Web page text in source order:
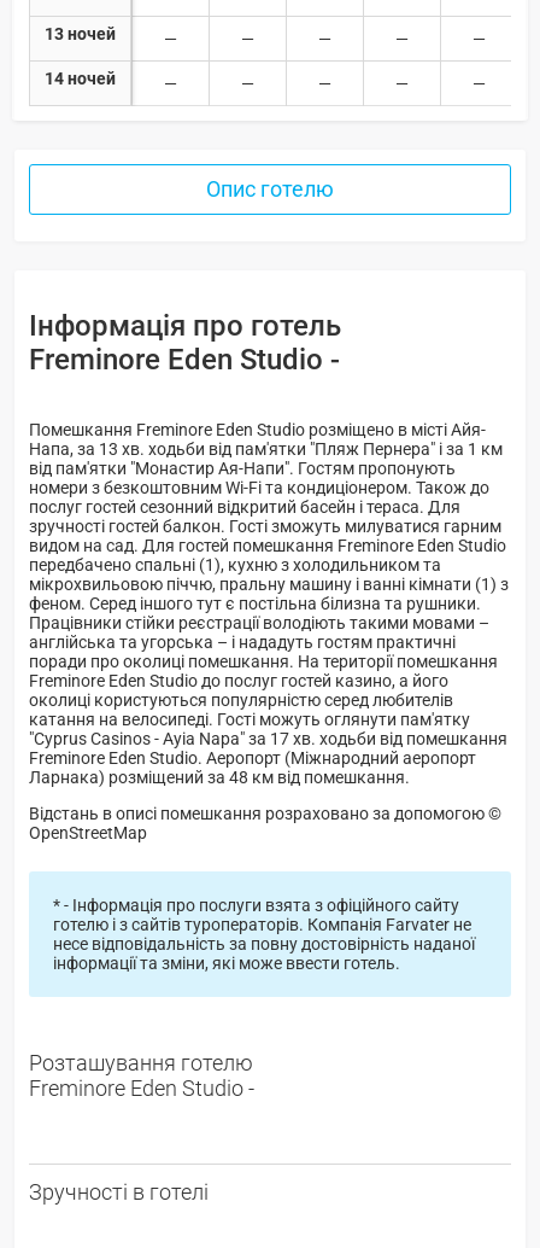
13 ночей
14 ночей
Опис готелю
Інформація про готель
Freminore Eden Studio -
Помешкання Freminore Eden Studio розміщено в місті Айя-
Напа, за 13 хв. ходьби від пам'ятки "Пляж Пернера" і за 1 км
від пам'ятки "Монастир Ая-Напи". Гостям пропонують
номери з безкоштовним Wi-Fi та кондиціонером. Також до
послуг гостей сезонний відкритий басейн і тераса. Для
зручності гостей балкон. Гості зможуть милуватися гарним
видом на сад. Для гостей помешкання Freminore Eden Studio
передбачено спальні (1), кухню з холодильником та
мікрохвильовою піччю, пральну машину і ванні кімнати (1) з
феном. Серед іншого тут є постільна білизна та рушники.
Працівники стійки реєстрації володіють такими мовами –
англійська та угорська – і нададуть гостям практичні
поради про околиці помешкання. На території помешкання
Freminore Eden Studio до послуг гостей казино, а його
околиці користуються популярністю серед любителів
катання на велосипеді. Гості можуть оглянути пам'ятку
"Cyprus Casinos - Ayia Napa" за 17 хв. ходьби від помешкання
Freminore Eden Studio. Аеропорт (Міжнародний аеропорт
Ларнака) розміщений за 48 км від помешкання.
Відстань в описі помешкання розраховано за допомогою ©
OpenStreetMap
* - Інформація про послуги взята з офіційного сайту
готелю і з сайтів туроператорів. Компанія Farvater не
несе відповідальність за повну достовірність наданої
інформації та зміни, які може ввести готель.
Розташування готелю
Freminore Eden Studio -
Зручності в готелі